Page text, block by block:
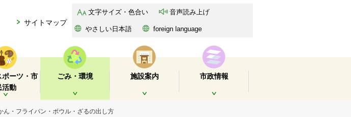
サイトマップ
文字サイズ・色合い 音声読み上げ
やさしい日本語 foreign language
ポーツ・市
活動
開く
ごみ・環境
開く
施設案内 市政情報
ん・フライパン・ボウル・ざるの出し方